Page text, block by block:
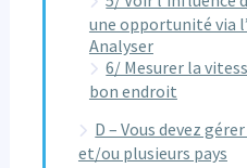
une opportunité via
Analyser
6/ Mesurer la
bon endroit
D – Vous devez
et/ou plusieurs pays